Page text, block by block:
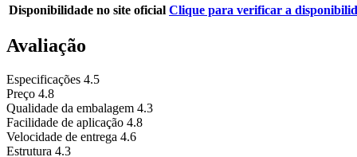
Disponibilidade no site oficial Clique para verificar a
Avaliação
Especificações 4.5
Preço 4.8
Qualidade da embalagem 4.3
Facilidade de aplicação 4.8
Velocidade de entrega 4.6
Estrutura 4.3